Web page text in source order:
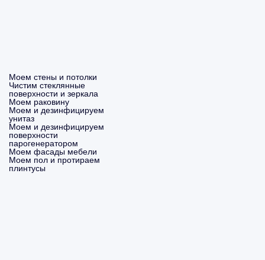
Моем стены и потолки
Чистим стеклянные
поверхности и зеркала
Моем раковину
Моем и дезинфицируем
унитаз
Моем и дезинфицируем
поверхности
парогенератором
Моем фасады мебели
Моем пол и протираем
плинтусы